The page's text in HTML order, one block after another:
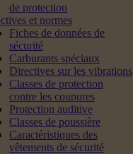
de protection
et normes
Fiches de données de
sécurité
Carburants spéciaux
Directives sur les vibrations
Classes de protection
contre les coupures
Protection auditive
Classes de poussière
Caractéristiques des
vêtements de sécurité